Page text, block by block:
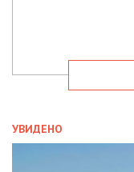
УВИДЕНО